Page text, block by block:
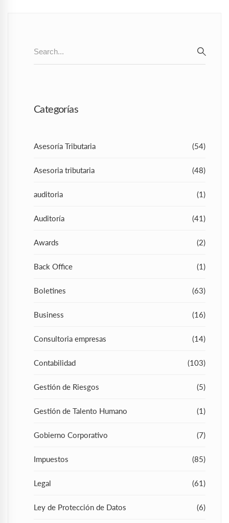
for:
Categorías
Asesoría Tributaria (54)
Asesoria tributaria (48)
auditoria (1)
Auditoría (41)
Awards (2)
Back Office (1)
Boletines (63)
Business (16)
Consultoria empresas (14)
Contabilidad (103)
Gestión de Riesgos (5)
Gestión de Talento Humano (1)
Gobierno Corporativo (7)
Impuestos (85)
Legal (61)
Ley de Protección de Datos (6)